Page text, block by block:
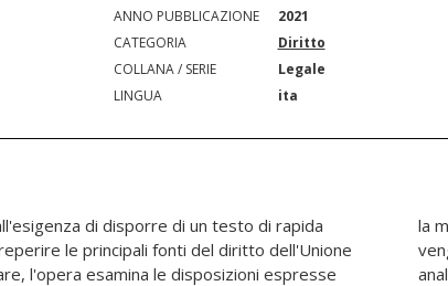
ANNO PUBBLICAZIONE
2021
CATEGORIA
Diritto
COLLANA / SERIE
Legale
LINGUA
ita
di disporre di un testo di rapida
le principali fonti del diritto dell'Unione
l'opera esamina le disposizioni espresse
dei diritti umani in ambito europeo e
le principali politiche dell'Unione. Sono
operativi che consentono di ottenere